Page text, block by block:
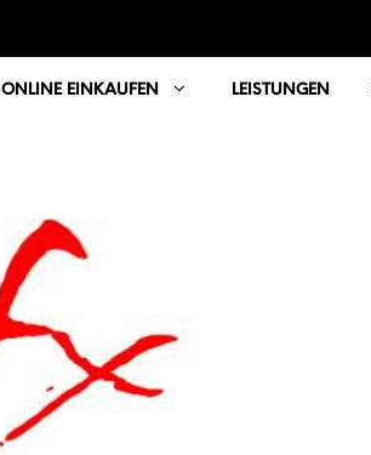
ONLINE EINKAUFEN LEISTUNGEN